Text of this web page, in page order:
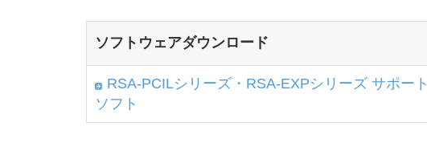
ソフトウェアダウンロード
RSA-PCILシリーズ・RSA-EXPシリーズ サポート
ソフト